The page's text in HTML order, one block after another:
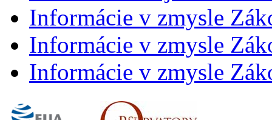
Informácie v zmysle
Informácie v zmysle
Informácie v zmysle